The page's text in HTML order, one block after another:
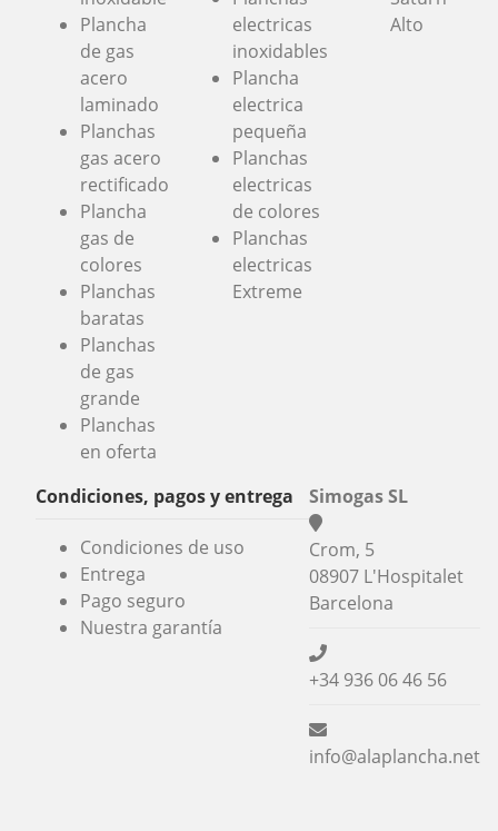
Plancha
de gas
acero
laminado
Planchas
gas acero
rectificado
Plancha
gas de
colores
Planchas
baratas
Planchas
de gas
grande
Planchas
en oferta
electricas
inoxidables
Plancha
electrica
pequeña
Planchas
electricas
de colores
Planchas
electricas
Extreme
Alto
Condiciones, pagos y entrega
Condiciones de uso
Entrega
Pago seguro
Nuestra garantía
Simogas SL
Crom, 5
08907 L'Hospitalet
Barcelona
+34 936 06 46 56
info@alaplancha.net